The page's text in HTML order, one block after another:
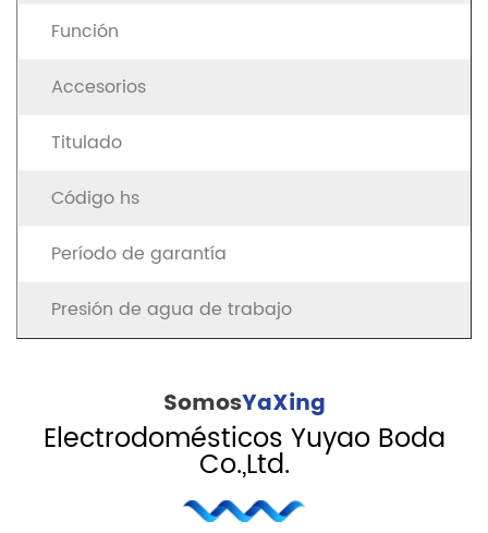
Función
Accesorios
Titulado
Código hs
Período de garantía
Presión de agua de trabajo
SomosYaXing
Electrodomésticos Yuyao Boda
Co.,Ltd.